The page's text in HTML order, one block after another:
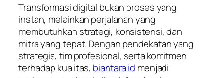
Transformasi digital bukan proses yang
instan, melainkan perjalanan yang
membutuhkan strategi, konsistensi, dan
mitra yang tepat. Dengan pendekatan yang
strategis, tim profesional, serta komitmen
terhadap kualitas, biantara.id menjadi